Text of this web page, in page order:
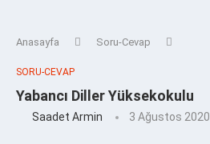
Anasayfa Soru-Cevap
SORU-CEVAP
Yabancı Diller Yüksekokulu
Saadet Armin 3 Ağustos 2020